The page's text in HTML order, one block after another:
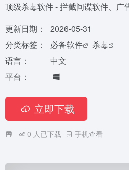
顶级杀毒软件 - 拦截间谍软件、广
更新日期：
2026-05-31
分类标签：
必备软件
杀毒
语言：
中文
平台：
立即下载
0 人已下载 手机查看